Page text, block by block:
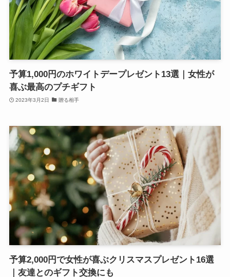
予算1,000円のホワイトデープレゼント13選｜女性が
喜ぶ最高のプチギフト
2023年3月2日 贈る相手
予算2,000円で女性が喜ぶクリスマスプレゼント16選
｜友達とのギフト交換にも